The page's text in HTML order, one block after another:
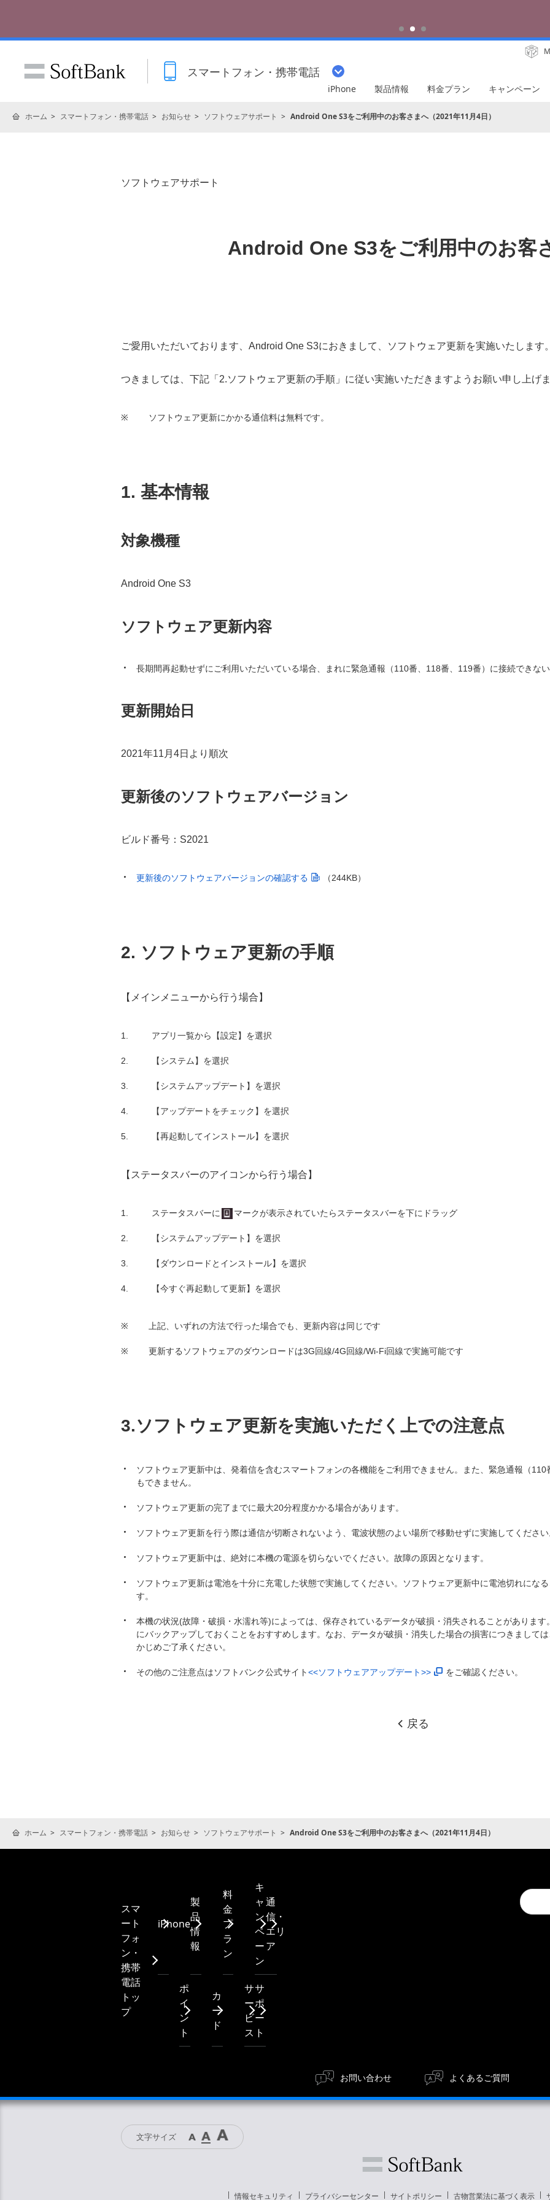
スマートフォン・携帯電話
iPhone 製品情報 料金プラン キャンペーン
ホーム スマートフォン・携帯電話 お知らせ ソフトウェアサポート Android One S3をご利用中のお客さまへ（2021年11月4日）
ソフトウェアサポート
Android One S3をご利用中のお客
ご愛用いただいております、Android One S3におきまして、ソフトウェア更新を実施いたします。
つきましては、下記 「2.ソフトウェア更新の手順」 に従い実施いただきますようお願い申し上げま
※ ソフトウェア更新にかかる通信料は無料です。
1. 基本情報
対象機種
Android One S3
ソフトウェア更新内容
長期間再起動せずにご利用いただいている場合、まれに緊急通報（110番、118番、119番）に接続できな
更新開始日
2021年11月4日より順次
更新後のソフトウェアバージョン
ビルド番号：S2021
更新後のソフトウェアバージョンの確認する （244KB）
2. ソフトウェア更新の手順
【メインメニューから行う場合】
アプリ一覧から【設定】を選択
【システム】を選択
【システムアップデート】を選択
【アップデートをチェック】を選択
【再起動してインストール】を選択
【ステータスバーのアイコンから行う場合】
ステータスバーに マークが表示されていたらステータスバーを下にドラッグ
【システムアップデート】を選択
【ダウンロードとインストール】を選択
【今すぐ再起動して更新】を選択
※ 上記、いずれの方法で行った場合でも、更新内容は同じです
※ 更新するソフトウェアのダウンロードは3G回線/4G回線/Wi-Fi回線で実施可能です
3.ソフトウェア更新を実施いただく上での注意点
ソフトウェア更新中は、発着信を含むスマートフォンの各機能をご利用できません。また、緊急通報（
もできません。
ソフトウェア更新の完了までに最大20分程度かかる場合があります。
ソフトウェア更新を行う際は通信が切断されないよう、電波状態のよい場所で移動せずに実施してください
ソフトウェア更新中は、絶対に本機の電源を切らないでください。故障の原因となります。
ソフトウェア更新は電池を十分に充電した状態で実施してください。ソフトウェア更新中に電池切れにな
す。
本機の状況(故障・破損・水濡れ等)によっては、保存されているデータが破損・消失されることがありま
にバックアップしておくことをおすすめします。なお、データが破損・消失した場合の損害につきまして
かじめご了承ください。
その他のご注意点はソフトバンク公式サイト<<ソフトウェアアップデート>> をご確認ください。
戻る
ホーム スマートフォン・携帯電話 お知らせ ソフトウェアサポート Android One S3をご利用中のお客さまへ（2021年11月4日）
Conduct
a
search
スマ
ート
フォ
ン・
携帯
電話
トッ
プ
iPhone
製
品
情
報
料
金
プ
ラ
ン
キ
ャ
ン
ペ
ー
ン
通
信・
エリ
ア
ポ
イ
ン
ト
カ
ー
ド
サ
ー
ビ
ス
サ
ポ
ー
ト
お問い合わせ よくあるご質問
文字サイズ
情報セキュリティ プライバシーセンター サイトポリシー 古物営業法に基づく表示